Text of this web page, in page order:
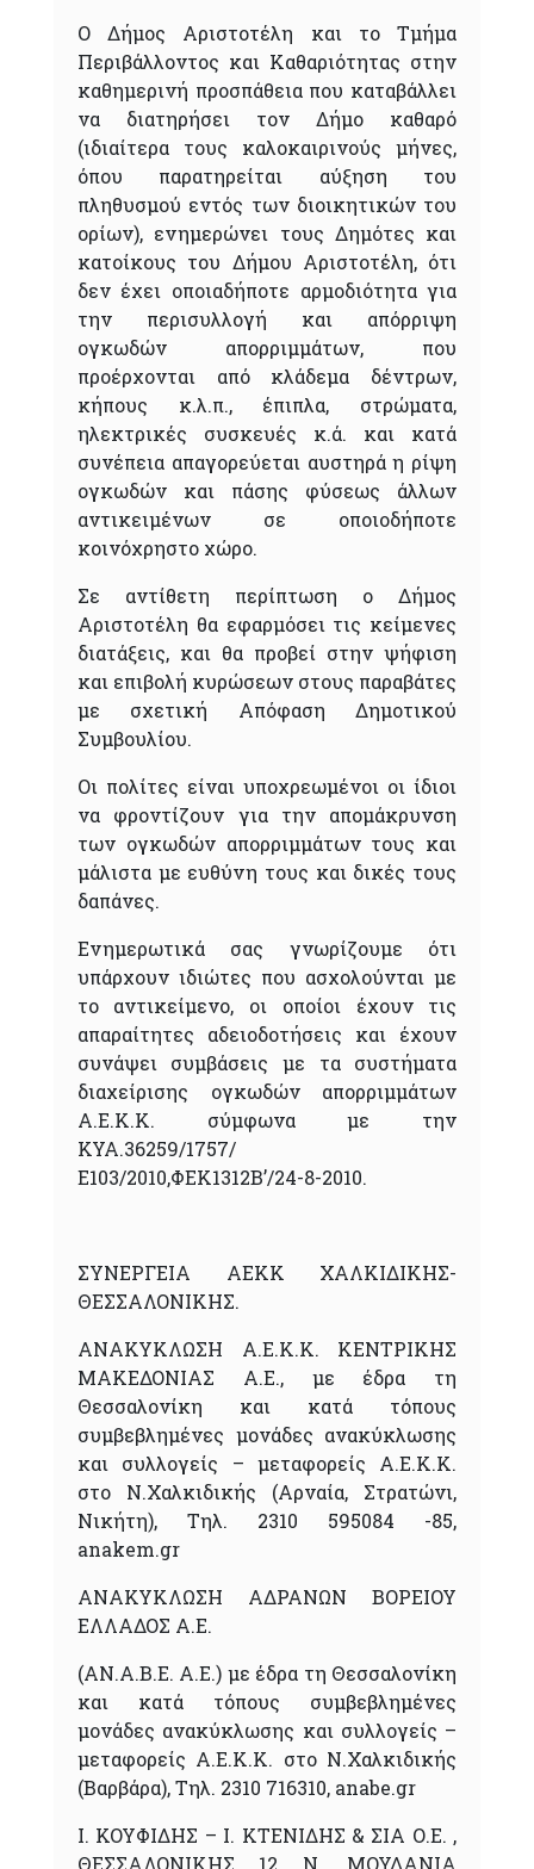
Ο Δήμος Αριστοτέλη και το Τμήμα
Περιβάλλοντος και Καθαριότητας στην
καθημερινή προσπάθεια που καταβάλλει
να διατηρήσει τον Δήμο καθαρό
(ιδιαίτερα τους καλοκαιρινούς μήνες,
όπου παρατηρείται αύξηση του
πληθυσμού εντός των διοικητικών του
ορίων), ενημερώνει τους Δημότες και
κατοίκους του Δήμου Αριστοτέλη, ότι
δεν έχει οποιαδήποτε αρμοδιότητα για
την περισυλλογή και απόρριψη
ογκωδών απορριμμάτων, που
προέρχονται από κλάδεμα δέντρων,
κήπους κ.λ.π., έπιπλα, στρώματα,
ηλεκτρικές συσκευές κ.ά. και κατά
συνέπεια απαγορεύεται αυστηρά η ρίψη
ογκωδών και πάσης φύσεως άλλων
αντικειμένων σε οποιοδήποτε
κοινόχρηστο χώρο.
Σε αντίθετη περίπτωση ο Δήμος
Αριστοτέλη θα εφαρμόσει τις κείμενες
διατάξεις, και θα προβεί στην ψήφιση
και επιβολή κυρώσεων στους παραβάτες
με σχετική Απόφαση Δημοτικού
Συμβουλίου.
Οι πολίτες είναι υποχρεωμένοι οι ίδιοι
να φροντίζουν για την απομάκρυνση
των ογκωδών απορριμμάτων τους και
μάλιστα με ευθύνη τους και δικές τους
δαπάνες.
Ενημερωτικά σας γνωρίζουμε ότι
υπάρχουν ιδιώτες που ασχολούνται με
το αντικείμενο, οι οποίοι έχουν τις
απαραίτητες αδειοδοτήσεις και έχουν
συνάψει συμβάσεις με τα συστήματα
διαχείρισης ογκωδών απορριμμάτων
Α.Ε.Κ.Κ. σύμφωνα με την
ΚΥΑ.36259/1757/
Ε103/2010,ΦΕΚ1312Β’/24-8-2010.
ΣΥΝΕΡΓΕΙΑ ΑΕΚΚ ΧΑΛΚΙΔΙΚΗΣ-
ΘΕΣΣΑΛΟΝΙΚΗΣ.
ΑΝΑΚΥΚΛΩΣΗ Α.Ε.Κ.Κ. ΚΕΝΤΡΙΚΗΣ
ΜΑΚΕΔΟΝΙΑΣ Α.Ε., με έδρα τη
Θεσσαλονίκη και κατά τόπους
συμβεβλημένες μονάδες ανακύκλωσης
και συλλογείς – μεταφορείς Α.Ε.Κ.Κ.
στο Ν.Χαλκιδικής (Αρναία, Στρατώνι,
Νικήτη), Τηλ. 2310 595084 -85,
anakem.gr
ΑΝΑΚΥΚΛΩΣΗ ΑΔΡΑΝΩΝ ΒΟΡΕΙΟΥ
ΕΛΛΑΔΟΣ Α.Ε.
(ΑΝ.Α.Β.Ε. Α.Ε.) με έδρα τη Θεσσαλονίκη
και κατά τόπους συμβεβλημένες
μονάδες ανακύκλωσης και συλλογείς –
μεταφορείς Α.Ε.Κ.Κ. στο Ν.Χαλκιδικής
(Βαρβάρα), Τηλ. 2310 716310, anabe.gr
Ι. ΚΟΥΦΙΔΗΣ – Ι. ΚΤΕΝΙΔΗΣ & ΣΙΑ Ο.Ε. ,
ΘΕΣΣΑΛΟΝΙΚΗΣ 12 Ν. ΜΟΥΔΑΝΙΑ